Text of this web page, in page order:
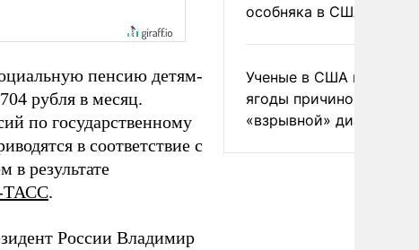
пенсию детям-
рубля в месяц.
по государственному
в соответствие с
в результате
.
России Владимир
особняка в США
Ученые в США назвали
ягоды причиной
«взрывной» диареи